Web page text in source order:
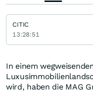
In einem
wird, haben die MAG
CITIC
13:28:51